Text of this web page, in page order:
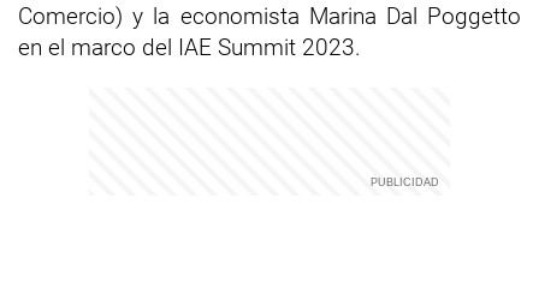
Comercio) y la economista Marina Dal Poggetto
en el marco del IAE Summit 2023.